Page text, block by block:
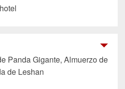
Panda Gigante, Almuerzo de
de Leshan